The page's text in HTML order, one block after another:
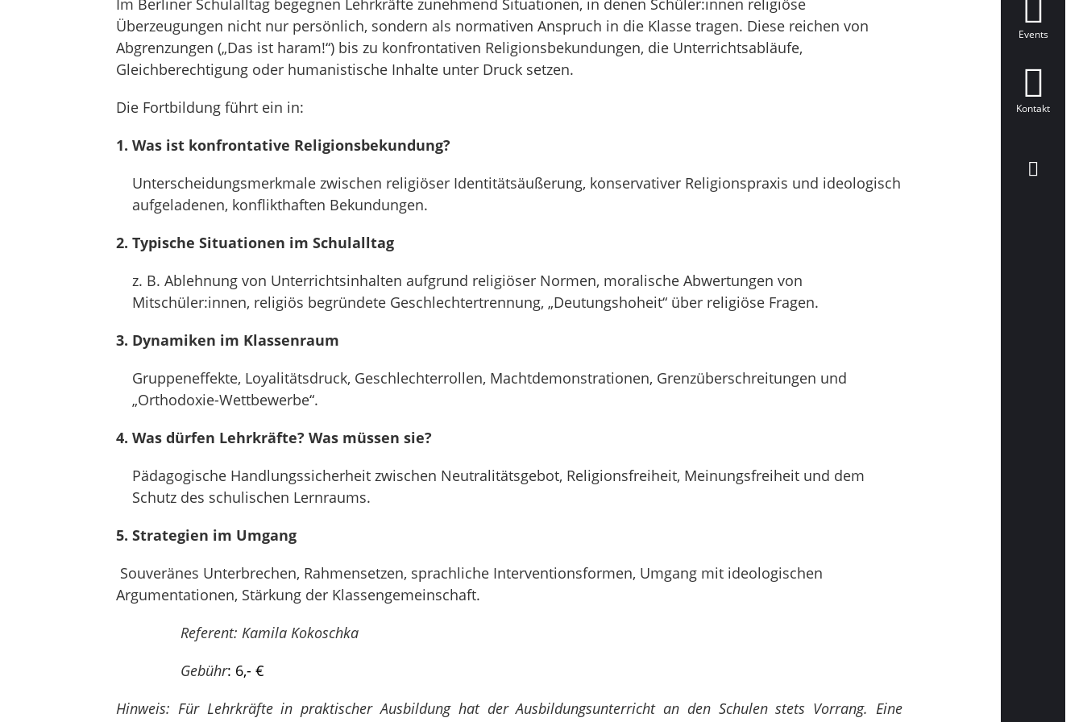
Events
Kontakt
Im Berliner Schulalltag begegnen Lehrkräfte zunehmend Situationen, in denen Schüler:innen religiöse
Überzeugungen nicht nur persönlich, sondern als normativen Anspruch in die Klasse tragen. Diese reichen von
Abgrenzungen („Das ist haram!“) bis zu konfrontativen Religionsbekundungen, die Unterrichtsabläufe,
Gleichberechtigung oder humanistische Inhalte unter Druck setzen.
Die Fortbildung führt ein in:
1. Was ist konfrontative Religionsbekundung?
Unterscheidungsmerkmale zwischen religiöser Identitätsäußerung, konservativer Religionspraxis und ideologisch
aufgeladenen, konflikthaften Bekundungen.
2. Typische Situationen im Schulalltag
z. B. Ablehnung von Unterrichtsinhalten aufgrund religiöser Normen, moralische Abwertungen von
Mitschüler:innen, religiös begründete Geschlechtertrennung, „Deutungshoheit“ über religiöse Fragen.
3. Dynamiken im Klassenraum
Gruppeneffekte, Loyalitätsdruck, Geschlechterrollen, Machtdemonstrationen, Grenzüberschreitungen und
„Orthodoxie-Wettbewerbe“.
4. Was dürfen Lehrkräfte? Was müssen sie?
Pädagogische Handlungssicherheit zwischen Neutralitätsgebot, Religionsfreiheit, Meinungsfreiheit und dem
Schutz des schulischen Lernraums.
5. Strategien im Umgang
Souveränes Unterbrechen, Rahmensetzen, sprachliche Interventionsformen, Umgang mit ideologischen
Argumentationen, Stärkung der Klassengemeinschaft.
Referent: Kamila Kokoschka
Gebühr: 6,- €
Hinweis: Für Lehrkräfte in praktischer Ausbildung hat der Ausbildungsunterricht an den Schulen stets Vorrang. Eine